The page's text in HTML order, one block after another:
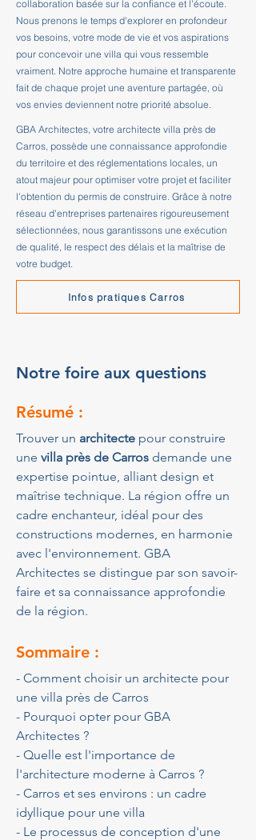
collaboration basée sur la confiance et l'écoute.
Nous prenons le temps d'explorer en profondeur
vos besoins, votre mode de vie et vos aspirations
pour concevoir une villa qui vous ressemble
vraiment. Notre approche humaine et transparente
fait de chaque projet une aventure partagée, où
vos envies deviennent notre priorité absolue.
GBA Architectes, votre architecte villa près de
Carros, possède une connaissance approfondie
du territoire et des réglementations locales, un
atout majeur pour optimiser votre projet et faciliter
l'obtention du permis de construire. Grâce à notre
réseau d'entreprises partenaires rigoureusement
sélectionnées, nous garantissons une exécution
de qualité, le respect des délais et la maîtrise de
votre budget.
Infos pratiques Carros
Notre foire aux questions
Résumé :
Trouver un architecte pour construire
une villa près de Carros demande une
expertise pointue, alliant design et
maîtrise technique. La région offre un
cadre enchanteur, idéal pour des
constructions modernes, en harmonie
avec l'environnement. GBA
Architectes se distingue par son savoir-
faire et sa connaissance approfondie
de la région.
Sommaire :
- Comment choisir un architecte pour
une villa près de Carros
- Pourquoi opter pour GBA
Architectes ?
- Quelle est l'importance de
l'architecture moderne à Carros ?
- Carros et ses environs : un cadre
idyllique pour une villa
- Le processus de conception d'une